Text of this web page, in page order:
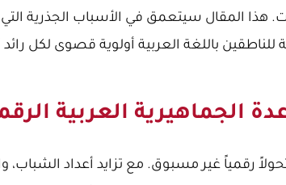
هذا المقال سيتعمق في الأسباب الجذرية
للناطقين باللغة العربية أولوية قصوى لكل
الجماهيرية العربية
رقمياً غير مسبوق. مع تزايد أعداد الشباب،